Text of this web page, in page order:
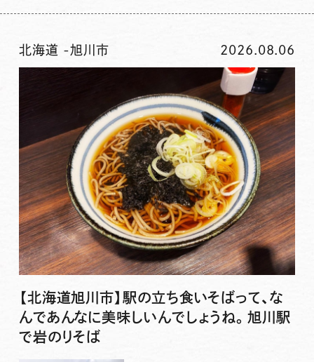
北海道 -旭川市 2026.08.06
【北海道旭川市】駅の立ち食いそばって、な
んであんなに美味しいんでしょうね。旭川駅
で岩のりそば